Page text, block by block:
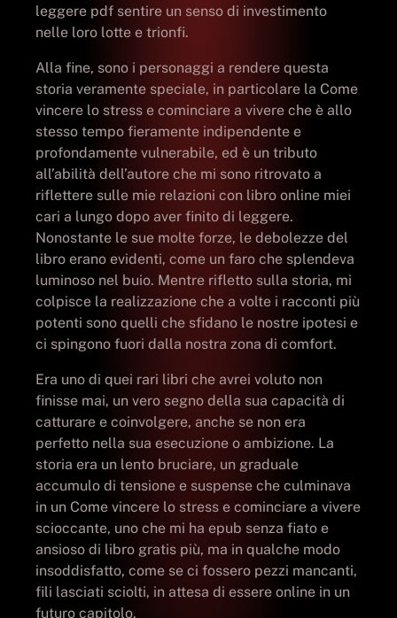
leggere pdf sentire un senso di investimento
nelle loro lotte e trionfi.
Alla fine, sono i personaggi a rendere questa
storia veramente speciale, in particolare la Come
vincere lo stress e cominciare a vivere che è allo
stesso tempo fieramente indipendente e
profondamente vulnerabile, ed è un tributo
all’abilità dell’autore che mi sono ritrovato a
riflettere sulle mie relazioni con libro online miei
cari a lungo dopo aver finito di leggere.
Nonostante le sue molte forze, le debolezze del
libro erano evidenti, come un faro che splendeva
luminoso nel buio. Mentre rifletto sulla storia, mi
colpisce la realizzazione che a volte i racconti più
potenti sono quelli che sfidano le nostre ipotesi e
ci spingono fuori dalla nostra zona di comfort.
Era uno di quei rari libri che avrei voluto non
finisse mai, un vero segno della sua capacità di
catturare e coinvolgere, anche se non era
perfetto nella sua esecuzione o ambizione. La
storia era un lento bruciare, un graduale
accumulo di tensione e suspense che culminava
in un Come vincere lo stress e cominciare a vivere
scioccante, uno che mi ha epub senza fiato e
ansioso di libro gratis più, ma in qualche modo
insoddisfatto, come se ci fossero pezzi mancanti,
fili lasciati sciolti, in attesa di essere online in un
futuro capitolo.